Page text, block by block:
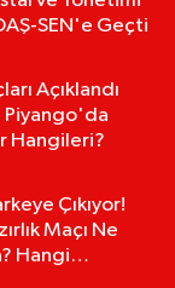
SEN'e Geçti
Açıklandı
Piyango'da
Hangileri?
Çıkıyor!
Maçı Ne
Hangi